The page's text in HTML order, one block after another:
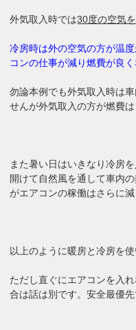
外気取入時では30度の空気
冷房時は外の空気の方が温
コンの仕事が減り燃費が良く
勿論本例でも外気取入時は
せんが外気取入の方が燃費は
また暑い日はいきなり冷房
開けて自然風を通して車内
がエアコンの稼働はさらに
以上のように暖房と冷房を
ただし直ぐにエアコンを入
合は話は別です。安全最優先